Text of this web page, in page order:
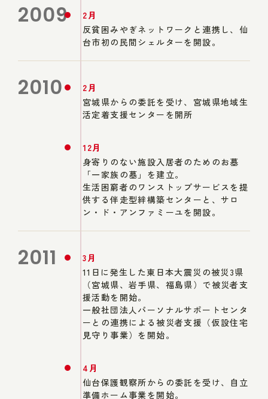
2009
2月
反貧困みやぎネットワークと連携し、仙
台市初の民間シェルターを開設。
2010
2月
宮城県からの委託を受け、宮城県地域生
活定着支援センターを開所
12月
身寄りのない施設入居者のためのお墓
「一家族の墓」を建立。
生活困窮者のワンストップサービスを提
供する伴走型絆構築センターと、サロ
ン・ド・アンファミーユを開設。
2011
3月
11日に発生した東日本大震災の被災3県
（宮城県、岩手県、福島県）で被災者支
援活動を開始。
一般社団法人パーソナルサポートセンタ
ーとの連携による被災者支援（仮設住宅
見守り事業）を開始。
4月
仙台保護観察所からの委託を受け、自立
準備ホーム事業を開始。